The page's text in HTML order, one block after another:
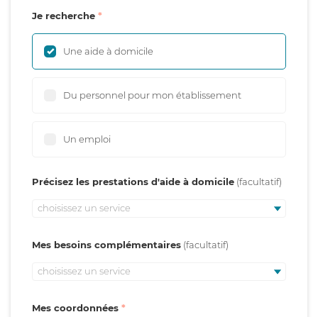
Je recherche
Une aide à domicile
Du personnel pour mon établissement
Un emploi
Précisez les prestations d'aide à domicile
choisissez un service
Mes besoins complémentaires
choisissez un service
Mes coordonnées